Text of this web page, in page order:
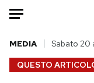
HOME
QUESTO
MEDIA Sabato 20